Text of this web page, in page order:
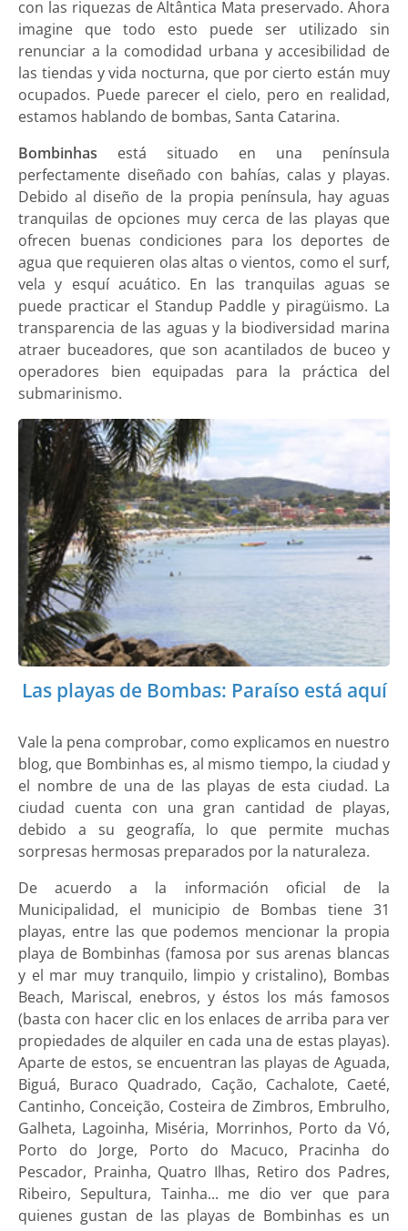
con las riquezas de Altântica Mata preservado. Ahora
imagine que todo esto puede ser utilizado sin
renunciar a la comodidad urbana y accesibilidad de
las tiendas y vida nocturna, que por cierto están muy
ocupados. Puede parecer el cielo, pero en realidad,
estamos hablando de bombas, Santa Catarina.
Bombinhas está situado en una península
perfectamente diseñado con bahías, calas y playas.
Debido al diseño de la propia península, hay aguas
tranquilas de opciones muy cerca de las playas que
ofrecen buenas condiciones para los deportes de
agua que requieren olas altas o vientos, como el surf,
vela y esquí acuático. En las tranquilas aguas se
puede practicar el Standup Paddle y piragüismo. La
transparencia de las aguas y la biodiversidad marina
atraer buceadores, que son acantilados de buceo y
operadores bien equipadas para la práctica del
submarinismo.
Las playas de Bombas: Paraíso está aquí
Vale la pena comprobar, como explicamos en nuestro
blog, que Bombinhas es, al mismo tiempo, la ciudad y
el nombre de una de las playas de esta ciudad. La
ciudad cuenta con una gran cantidad de playas,
debido a su geografía, lo que permite muchas
sorpresas hermosas preparados por la naturaleza.
De acuerdo a la información oficial de la
Municipalidad, el municipio de Bombas tiene 31
playas, entre las que podemos mencionar la propia
playa de Bombinhas (famosa por sus arenas blancas
y el mar muy tranquilo, limpio y cristalino), Bombas
Beach, Mariscal, enebros, y éstos los más famosos
(basta con hacer clic en los enlaces de arriba para ver
propiedades de alquiler en cada una de estas playas).
Aparte de estos, se encuentran las playas de Aguada,
Biguá, Buraco Quadrado, Cação, Cachalote, Caeté,
Cantinho, Conceição, Costeira de Zimbros, Embrulho,
Galheta, Lagoinha, Miséria, Morrinhos, Porto da Vó,
Porto do Jorge, Porto do Macuco, Pracinha do
Pescador, Prainha, Quatro Ilhas, Retiro dos Padres,
Ribeiro, Sepultura, Tainha... me dio ver que para
quienes gustan de las playas de Bombinhas es un